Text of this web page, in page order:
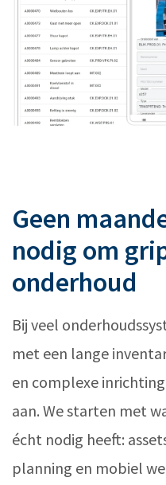
Geen
nodig om
onderhoud
Bij veel
met een lange
en complexe
aan. We starten met
écht nodig heeft:
planning en mobiel